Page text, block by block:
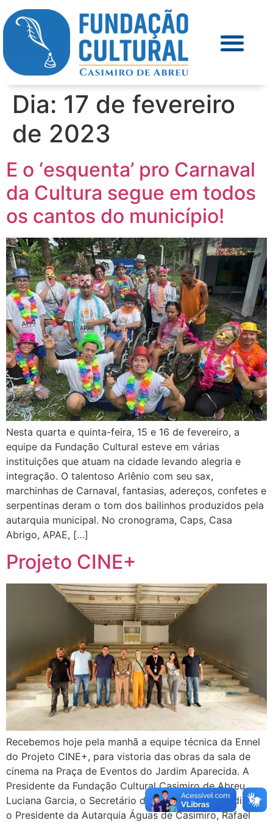
Dia: 17 de fevereiro
de 2023
E o ‘esquenta’ pro Carnaval
da Cultura segue em todos
os cantos do município!
Nesta quarta e quinta-feira, 15 e 16 de fevereiro, a
equipe da Fundação Cultural esteve em várias
instituições que atuam na cidade levando alegria e
integração. O talentoso Arlênio com seu sax,
marchinhas de Carnaval, fantasias, adereços, confetes e
serpentinas deram o tom dos bailinhos produzidos pela
autarquia municipal. No cronograma, Caps, Casa
Abrigo, APAE, […]
Projeto CINE+
Recebemos hoje pela manhã a equipe técnica da Ennel
do Projeto CINE+, para vistoria das obras da sala de
cinema na Praça de Eventos do Jardim Aparecida. A
Presidente da Fundação Cultural Casimiro de Abreu,
Luciana Garcia, o Secretário de Obras, Rafael Jardim, e
o Presidente da Autarquia Águas de Casimiro, Rafael